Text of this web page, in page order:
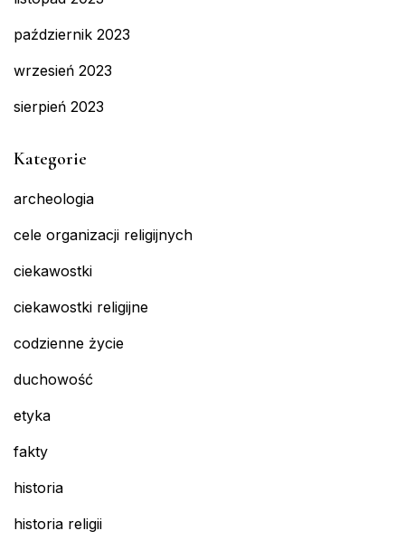
październik 2023
wrzesień 2023
sierpień 2023
Kategorie
archeologia
cele organizacji religijnych
ciekawostki
ciekawostki religijne
codzienne życie
duchowość
etyka
fakty
historia
historia religii